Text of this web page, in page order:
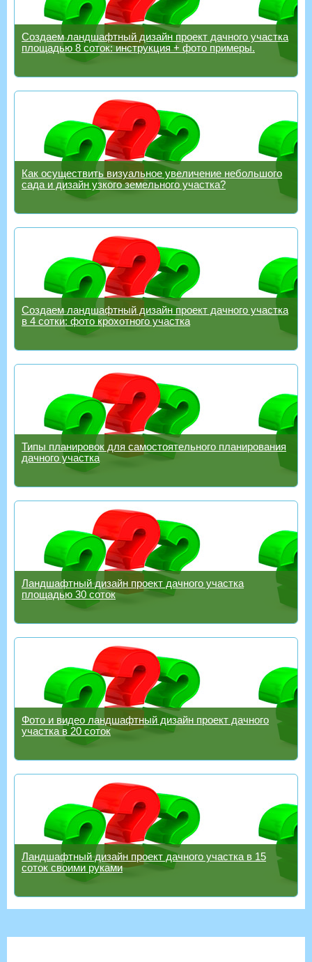
Создаем ландшафтный дизайн проект дачного участка
площадью 8 соток: инструкция + фото примеры.
Как осуществить визуальное увеличение небольшого
сада и дизайн узкого земельного участка?
Создаем ландшафтный дизайн проект дачного участка
в 4 сотки: фото крохотного участка
Типы планировок для самостоятельного планирования
дачного участка
Ландшафтный дизайн проект дачного участка
площадью 30 соток
Фото и видео ландшафтный дизайн проект дачного
участка в 20 соток
Ландшафтный дизайн проект дачного участка в 15
соток своими руками